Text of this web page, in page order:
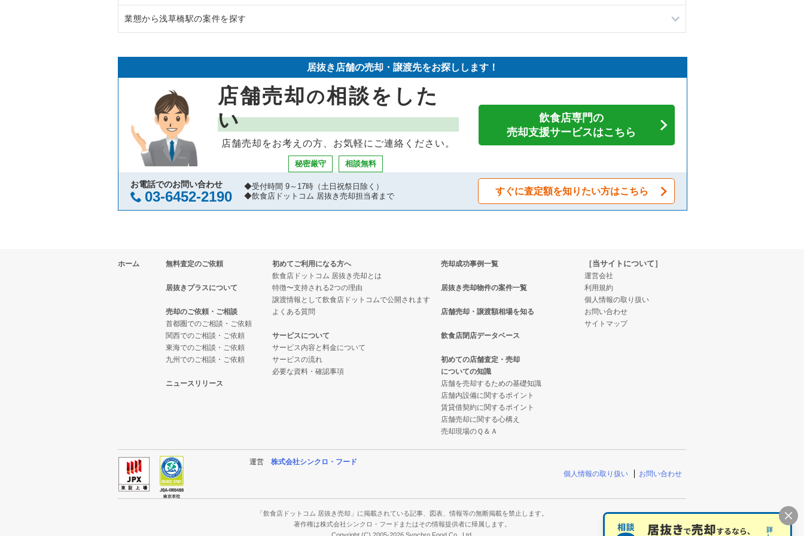
渋谷区の飲食店の居抜き売却物件の案件一覧
新宿区の飲食店の居抜き売却物件の案件一覧
葛飾区の飲食店の居抜き売却物件の案件一覧
中央区の飲食店の居抜き売却物件の案件一覧
江東区の飲食店の居抜き売却物件の案件一覧
千代田区の飲食店の居抜き売却物件の案件一覧
港区の飲食店の居抜き売却物件の案件一覧
板橋区の飲食店の居抜き売却物件の案件一覧
台東区の飲食店の居抜き売却物件の案件一覧
練馬区の飲食店の居抜き売却物件の案件一覧
豊島区の飲食店の居抜き売却物件の案件一覧
文京区の飲食店の居抜き売却物件の案件一覧
杉並区の飲食店の居抜き売却物件の案件一覧
墨田区の飲食店の居抜き売却物件の案件一覧
品川区の飲食店の居抜き売却物件の案件一覧
東京23区のラーメンの居抜き売却物件の案件一覧
東京23区のイタリア料理の居抜き売却物件の案件一覧
東京23区の中華の居抜き売却物件の案件一覧
東京23区のそば・うどんの居抜き売却物件の案件一覧
東京23区の寿司の居抜き売却物件の案件一覧
東京23区の焼肉の居抜き売却物件の案件一覧
東京23区の鉄板焼き・お好み焼の居抜き売却物件の案件一覧
東京23区のカフェの居抜き売却物件の案件一覧
東京23区のテイクアウトの居抜き売却物件の案件一覧
東京23区のお弁当・惣菜・デリの居抜き売却物件の案件一覧
東京23区のカラオケ・パブ・スナックの居抜き売却物件の案件一覧
東京23区のバーの居抜き売却物件の案件一覧
東京23区の和食の居抜き売却物件の案件一覧
東京23区の洋食の居抜き売却物件の案件一覧
東京23区のその他の居抜き売却物件の案件一覧
業態から浅草橋駅の案件を探す
浅草橋駅の中華の居抜き売却物件の案件一覧
浅草橋駅の焼肉の居抜き売却物件の案件一覧
浅草橋駅のカフェの居抜き売却物件の案件一覧
浅草橋駅のカラオケ・パブ・スナックの居抜き売却物件の案件一覧
浅草橋駅のバーの居抜き売却物件の案件一覧
浅草橋駅の居酒屋・ダイニングバーの居抜き売却物件の案件一覧
居抜き店舗の売却・譲渡先をお探しします！
店舗売却の相談をした
い
店舗売却をお考えの方、お気軽にご連絡ください。
秘密厳守 相談無料
飲食店専門の
売却支援サービスはこちら
お電話でのお問い合わせ
03-6452-2190
◆受付時間 9～17時（土日祝祭日除く）
◆飲食店ドットコム 居抜き売却担当者まで
すぐに査定額を知りたい方はこちら
ホーム 無料査定のご依頼
居抜きプラスについて
売却のご依頼・ご相談
首都圏でのご相談・ご依頼
関西でのご相談・ご依頼
東海でのご相談・ご依頼
九州でのご相談・ご依頼
ニュースリリース
初めてご利用になる方へ
飲食店ドットコム 居抜き売却とは
特徴〜支持される2つの理由
譲渡情報として飲食店ドットコムで公開されます
よくある質問
サービスについて
サービス内容と料金について
サービスの流れ
必要な資料・確認事項
売却成功事例一覧
居抜き売却物件の案件一覧
店舗売却・譲渡額相場を知る
飲食店閉店データベース
初めての店舗査定・売却
についての知識
店舗を売却するための基礎知識
店舗内設備に関するポイント
賃貸借契約に関するポイント
店舗売却に関する心構え
売却現場のＱ＆Ａ
［当サイトについて］
運営会社
利用規約
個人情報の取り扱い
お問い合わせ
サイトマップ
運営 株式会社シンクロ・フード
個人情報の取り扱い
お問い合わせ
「飲食店ドットコム 居抜き売却」に掲載されている記事、図表、情報等の無断掲載を禁止します。
著作権は株式会社シンクロ・フードまたはその情報提供者に帰属します。